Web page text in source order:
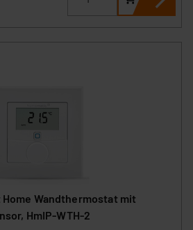
Home Wandthermostat mit
HmIP-WTH-2